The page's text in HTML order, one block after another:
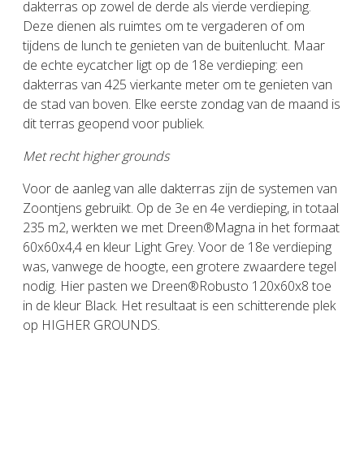
dakterras op zowel de derde als vierde verdieping.
Deze dienen als ruimtes om te vergaderen of om
tijdens de lunch te genieten van de buitenlucht. Maar
de echte eycatcher ligt op de 18e verdieping: een
dakterras van 425 vierkante meter om te genieten van
de stad van boven. Elke eerste zondag van de maand is
dit terras geopend voor publiek.
Met recht higher grounds
Voor de aanleg van alle dakterras zijn de systemen van
Zoontjens gebruikt. Op de 3e en 4e verdieping, in totaal
235 m2, werkten we met Dreen®Magna in het formaat
60x60x4,4 en kleur Light Grey. Voor de 18e verdieping
was, vanwege de hoogte, een grotere zwaardere tegel
nodig. Hier pasten we Dreen®Robusto 120x60x8 toe
in de kleur Black. Het resultaat is een schitterende plek
op HIGHER GROUNDS.